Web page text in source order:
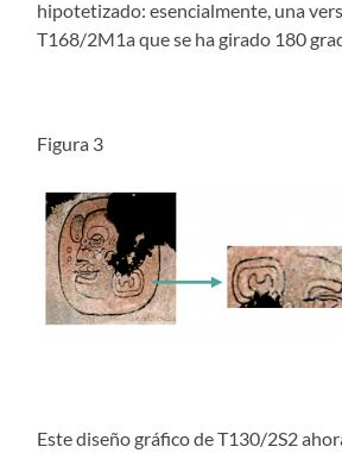
hipotetizado: esencialmente, una
T168/2M1a que se ha girado 180
Figura 3
Este diseño gráfico de T130/2S2